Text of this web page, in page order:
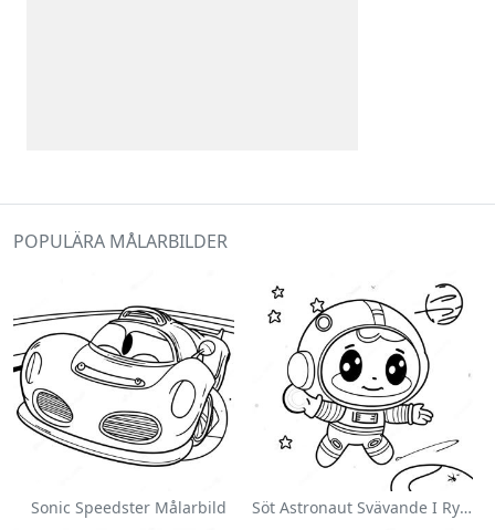
POPULÄRA MÅLARBILDER
Sonic Speedster Målarbild Söt Astronaut Svävande I Rymden Målarbild